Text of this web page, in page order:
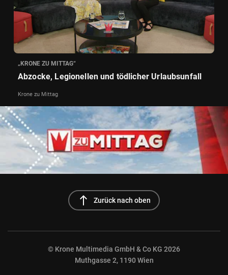
„KRONE ZU MITTAG“
Abzocke, Legionellen und tödlicher Urlaubsunfall
Krone zu Mittag
north Zurück nach oben
© Krone Multimedia GmbH & Co KG 2026
Muthgasse 2, 1190 Wien